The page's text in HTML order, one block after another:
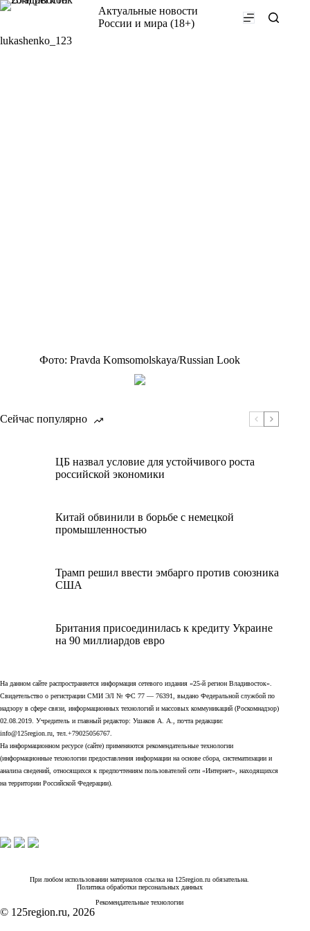
Перейти
Актуальные новости
России и мира (18+)
lukashenko_123
Фото: Pravda Komsomolskaya/Russian Look
Сейчас популярно
ЦБ назвал условие для устойчивого роста
российской экономики
Китай обвинили в борьбе с немецкой
промышленностью
Трамп решил ввести эмбарго против союзника
США
Британия присоединилась к кредиту Украине
на 90 миллиардов евро
На данном сайте распространяется информация сетевого издания «25-й регион Владивосток».
Свидетельство о регистрации СМИ ЭЛ № ФС 77 — 76391, выдано Федеральной службой по
надзору в сфере связи, информационных технологий и массовых коммуникаций (Роскомнадзор)
02.08.2019. Учредитель и главный редактор: Ушаков А. А., почта редакции:
info@125region.ru, тел.+79025056767.
На информационном ресурсе (сайте) применяются рекомендательные технологии
(информационные технологии предоставления информации на основе сбора, систематизации и
анализа сведений, относящихся к предпочтениям пользователей сети «Интернет», находящихся
на территории Российской Федерации).
При любом использовании материалов ссылка на 125region.ru обязательна.
Политика обработки персональных данных
Рекомендательные технологии
© 125region.ru, 2026